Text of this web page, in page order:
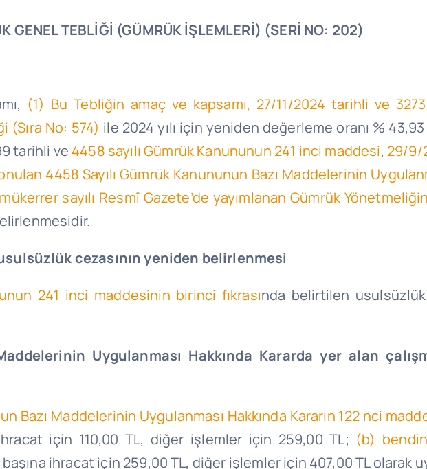
GENEL TEBLİĞİ (GÜMRÜK İŞLEMLERİ) (SERİ NO: 202)
(1) Bu Tebliğin amaç ve kapsamı, 27/11/2024 tarihli ve
(Sıra No: 574) ile 2024 yılı için yeniden değerleme oranı %
tarihli ve 4458 sayılı Gümrük Kanununun 241 inci maddesi, 29/9/
4458 Sayılı Gümrük Kanununun Bazı Maddelerinin
sayılı Resmî Gazete’de yayımlanan Gümrük
cezasının yeniden belirlenmesi
241 inci maddesinin birinci fıkrasında belirtilen usulsüzlük
Uygulanması Hakkında Kararda yer alan
Bazı Maddelerinin Uygulanması Hakkında Kararın 122 nci
için 110,00 TL, diğer işlemler için 259,00 TL; (b)
ihracat için 259,00 TL, diğer işlemler için 407,00 TL olarak